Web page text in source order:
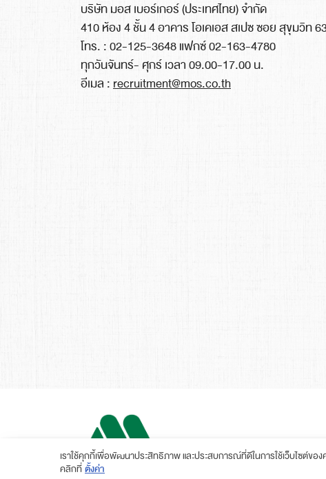
บริษัท มอส เบอร์เกอร์ (ประเทศไทย) จำกัด
410 ห้อง 4 ชั้น 4 อาคาร โอเคเอส สเปซ ซอย สุขุมวิท
โทร. : 02-125-3648 แฟกซ์ 02-163-4780
ทุกวันจันทร์- ศุกร์ เวลา 09.00-17.00 น.
อีเมล : recruitment@mos.co.th
เราใช้คุกกี้เพื่อพัฒนาประสิทธิภาพ และประสบการณ์ที่ดีในการใช้เว็บไซต์ข
คลิกที่ ตั้งค่า